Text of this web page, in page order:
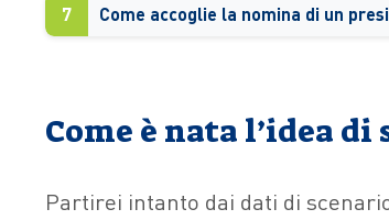
7
Come è nata l’idea di
Partirei intanto dai dati di